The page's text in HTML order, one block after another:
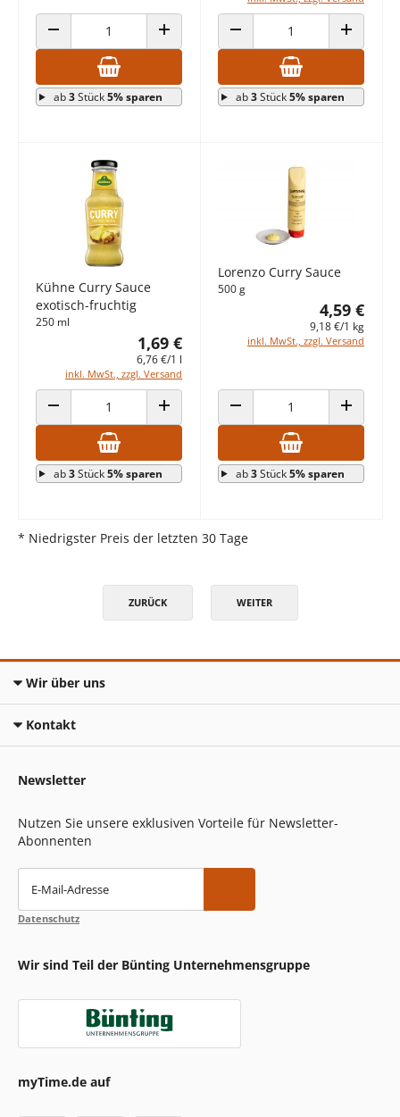
ANZAHL VERRINGERN ANZAHL ERHÖHEN
ab3Stück5% sparen
ANZAHL VERRINGERN ANZAHL
ab3Stück5% sparen
Kühne Curry Sauce
exotisch-fruchtig
250 ml
1,69 €
6,76 €/1 l
inkl. MwSt., zzgl. Versand
ANZAHL VERRINGERN ANZAHL ERHÖHEN
ab3Stück5% sparen
Lorenzo Curry Sauce
500 g
4,59 €
9,18 €/1 kg
inkl. MwSt., zzgl. Versand
ANZAHL VERRINGERN ANZAHL
ab3Stück5% sparen
* Niedrigster Preis der letzten 30 Tage
ZURÜCK WEITER
Wir über uns
Kontakt
Newsletter
Nutzen Sie unsere exklusiven Vorteile für Newsletter-
Abonnenten
E-Mail-Adresse
Datenschutz
Wir sind Teil der Bünting Unternehmensgruppe
myTime.de auf